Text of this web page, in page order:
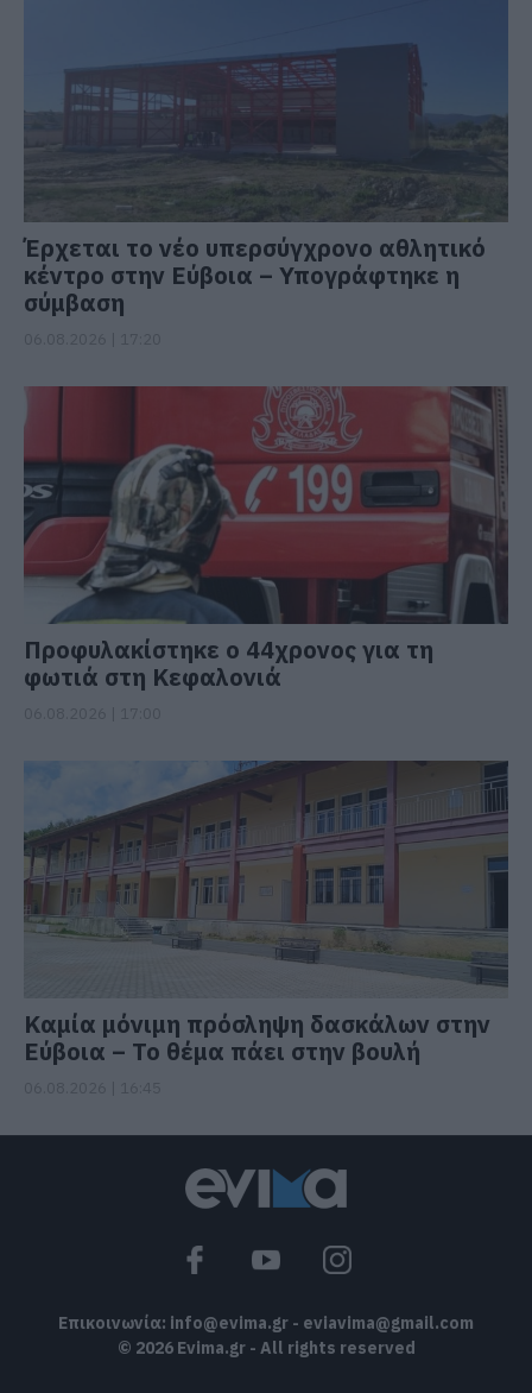
Έρχεται το νέο υπερσύγχρονο αθλητικό
κέντρο στην Εύβοια – Υπογράφτηκε η
σύμβαση
Προφυλακίστηκε ο 44χρονος για τη
φωτιά στη Κεφαλονιά
Καμία μόνιμη πρόσληψη δασκάλων στην
Εύβοια – Το θέμα πάει στην βουλή
Επικοινωνία: info@evima.gr - eviavima@gmail.com
© 2026 Evima.gr - All rights reserved